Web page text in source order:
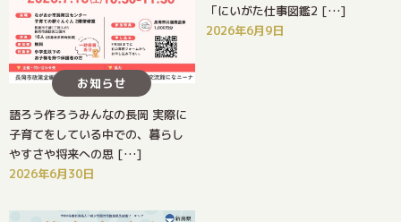
お知らせ
語ろう作ろうみんなの長岡 実際に
子育てをしている中での、暮らし
やすさや将来への思 […]
2026年6月30日
「にいがた仕事図鑑2 […]
2026年6月9日